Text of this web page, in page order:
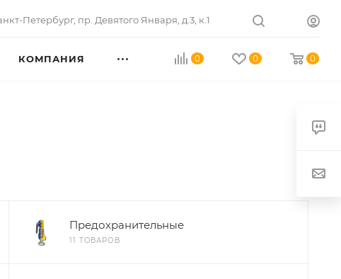
Петербург, пр. Девятого Января, д.3, к.1
0 0 0
КОМПАНИЯ
Предохранительные
11 ТОВАРОВ